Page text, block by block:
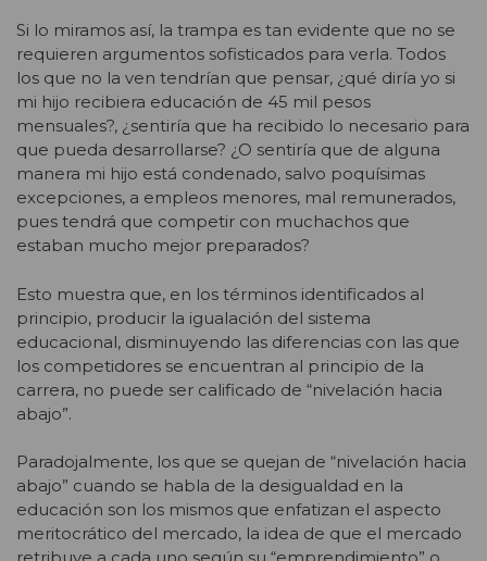
Si lo miramos así, la trampa es tan evidente que no se
requieren argumentos sofisticados para verla. Todos
los que no la ven tendrían que pensar, ¿qué diría yo si
mi hijo recibiera educación de 45 mil pesos
mensuales?, ¿sentiría que ha recibido lo necesario para
que pueda desarrollarse? ¿O sentiría que de alguna
manera mi hijo está condenado, salvo poquísimas
excepciones, a empleos menores, mal remunerados,
pues tendrá que competir con muchachos que
estaban mucho mejor preparados?
Esto muestra que, en los términos identificados al
principio, producir la igualación del sistema
educacional, disminuyendo las diferencias con las que
los competidores se encuentran al principio de la
carrera, no puede ser calificado de “nivelación hacia
abajo”.
Paradojalmente, los que se quejan de “nivelación hacia
abajo” cuando se habla de la desigualdad en la
educación son los mismos que enfatizan el aspecto
meritocrático del mercado, la idea de que el mercado